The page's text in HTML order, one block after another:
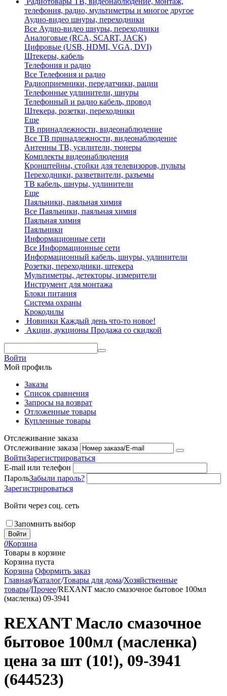
телефония, радио, мультиметры и многое другое
Аудио-видео шнуры, переходники
Все Аудио-видео шнуры, переходники
Аналоговые (RCA, SCART, JACK)
Цифровые (USB, HDMI, VGA, DVI)
Штекеры, кабель
Телефония и радио
Все Телефония и радио
Радиоприемники, передатчики, рации
Телефонные удлинители, шнуры
Телефонный и радио кабель, провод
Штекера, розетки, переходники
Еще
ТВ принадлежности, видеонаблюдение
Все ТВ принадлежности, видеонаблюдение
Антенны ТВ, усилители, тюнеры
Комплекты видеонаблюдения
Кронштейны, стойки для телевизоров, пульты
Переходники, разветвители, разъемы
ТВ кабель, шнуры, удлинители
Еще
Паяльники, паяльная химия
Все Паяльники, паяльная химия
Паяльная химия
Паяльники
Информационные сети
Все Информационные сети
Информационный кабель, шнуры, удлинители
Розетки, переходники, штекера
Мультиметры, детекторы, измерители
Инструмент для монтажа
Блоки питания
Система охраны
Крокодилы
Новинки Каждый день что-то новое!
Акции, аукционы Продажа со скидкой
Войти
Мой профиль
Заказы
Список сравнения
Запросы на возврат
Отложенные товары
Купленные товары
Отслеживание заказа
Отслеживание заказа
ВойтиЗарегистрироваться
E-mail или телефон
ПарольЗабыли пароль?
Зарегистрироваться
Войти через соц. сеть
Запомнить выбор
Войти
0Корзина
Товары в корзине
Корзина пуста
Корзина Оформить заказ
Главная/Каталог/Товары для дома/Хозяйственные
товары/Прочее/REXANT масло смазочное бытовое 100мл
(масленка) 09-3941
REXANT Масло смазочное
бытовое 100мл (масленка)
цена за шт (10!), 09-3941
(644523)